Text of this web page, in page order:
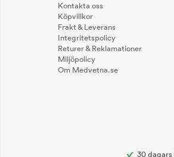
Kontakta oss
Köpvillkor
Frakt & Leverans
Integritetspolicy
Returer & Reklamationer
Miljöpolicy
Om Medvetna.se
30 dagars